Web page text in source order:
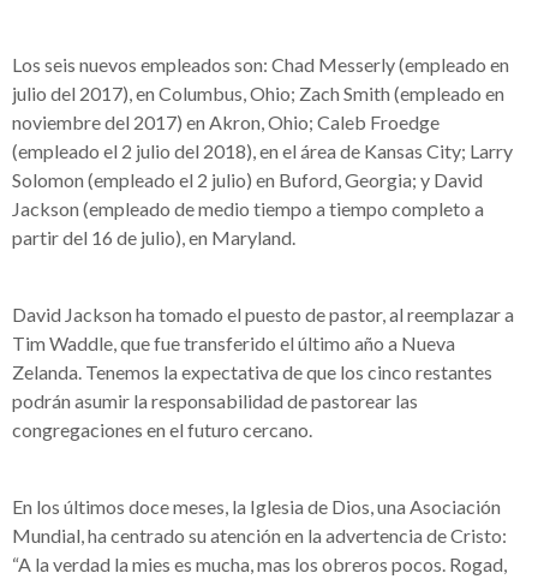
Los seis nuevos empleados son: Chad Messerly (empleado en
julio del 2017), en Columbus, Ohio; Zach Smith (empleado en
noviembre del 2017) en Akron, Ohio; Caleb Froedge
(empleado el 2 julio del 2018), en el área de Kansas City; Larry
Solomon (empleado el 2 julio) en Buford, Georgia; y David
Jackson (empleado de medio tiempo a tiempo completo a
partir del 16 de julio), en Maryland.
David Jackson ha tomado el puesto de pastor, al reemplazar a
Tim Waddle, que fue transferido el último año a Nueva
Zelanda. Tenemos la expectativa de que los cinco restantes
podrán asumir la responsabilidad de pastorear las
congregaciones en el futuro cercano.
En los últimos doce meses, la Iglesia de Dios, una Asociación
Mundial, ha centrado su atención en la advertencia de Cristo:
“A la verdad la mies es mucha, mas los obreros pocos. Rogad,